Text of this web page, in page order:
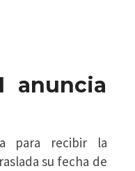
anuncia
para recibir la
su fecha de